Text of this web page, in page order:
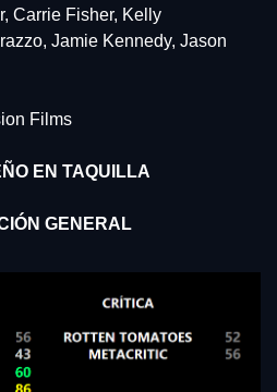
Carrie Fisher, Kelly
Jamie Kennedy, Jason
Films
EN TAQUILLA
GENERAL